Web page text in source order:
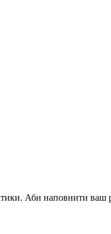
Аби наповнити